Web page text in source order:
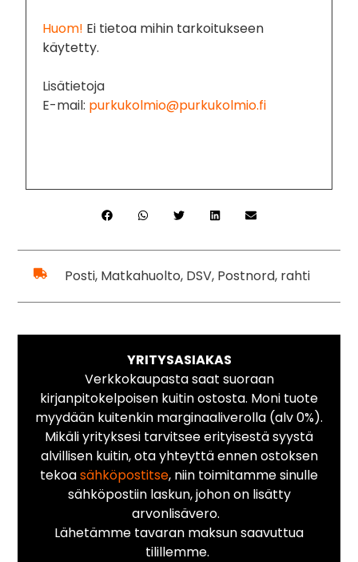
Huom! Ei tietoa mihin tarkoitukseen
käytetty.
Lisätietoja
E-mail: purkukolmio@purkukolmio.fi
Posti, Matkahuolto, DSV, Postnord, rahti
YRITYSASIAKAS
Verkkokaupasta saat suoraan
kirjanpitokelpoisen kuitin ostosta. Moni tuote
myydään kuitenkin marginaaliverolla (alv 0%).
Mikäli yrityksesi tarvitsee erityisestä syystä
alvillisen kuitin, ota yhteyttä ennen ostoksen
tekoasähköpostitse, niin toimitamme sinulle
sähköpostiin laskun, johon on lisätty
arvonlisävero.
Lähetämme tavaran maksun saavuttua
tilillemme.